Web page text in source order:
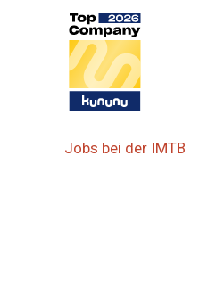
Jobs bei der IMTB